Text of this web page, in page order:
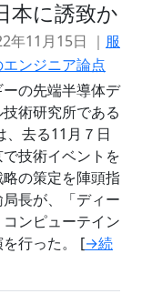
本に誘致か
年11月15日 ｜ 服
ンジニア論点
の先端半導体デ
技術研究所である
、去る11月７日
技術イベントを
の策定を陣頭指
長が、「ディー
ンピューテイン
行った。 [→続